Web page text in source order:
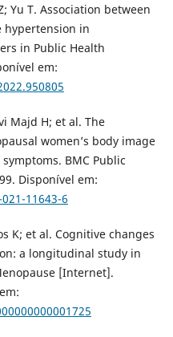
Yu T. Association between
hypertension in
in Public Health
em:
Majd H; et al. The
women’s body image
BMC Public
Disponível em:
11643-6
K; et al. Cognitive changes
a longitudinal study in
[Internet].